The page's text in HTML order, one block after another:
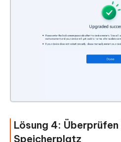
Lösung 4: Überprüfen
Speicherplatz